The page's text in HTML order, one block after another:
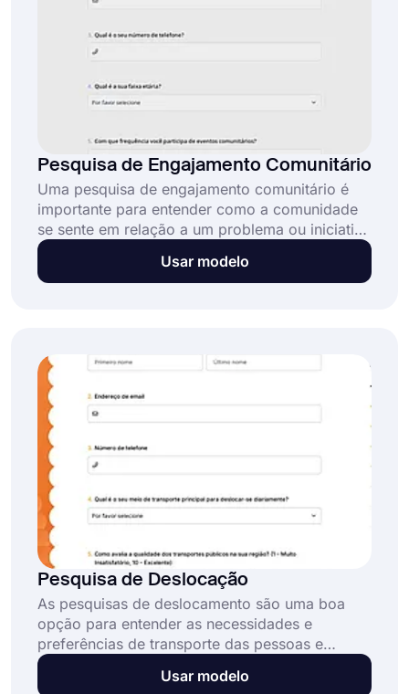
Pesquisa de Engajamento Comunitário
Uma pesquisa de engajamento comunitário é
importante para entender como a comunidade
se sente em relação a um problema ou iniciativa
específica e para realizar uma análise geral da
situação. Crie sua pesquisa de engajamento
Usar modelo
Pesquisa de Deslocação
As pesquisas de deslocamento são uma boa
opção para entender as necessidades e
preferências de transporte das pessoas e
promover o uso de modos de transporte
alternativos para reduzir o congestionamento e
Usar modelo